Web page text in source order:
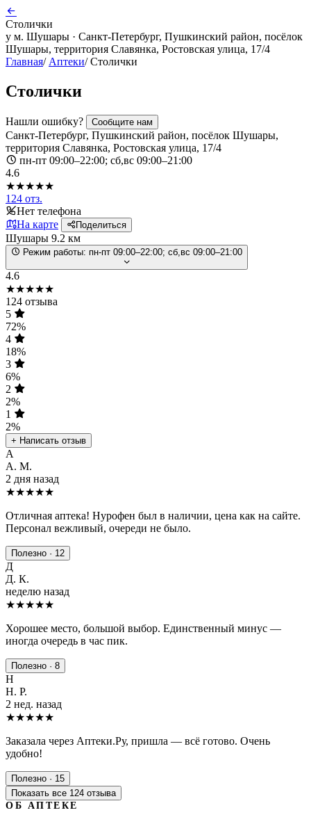
Столички
у м. Шушары · Санкт-Петербург, Пушкинский район, посёлок
Шушары, территория Славянка, Ростовская улица, 17/4
Главная/ Аптеки/ Столички
Столички
Нашли ошибку? Сообщите нам
Санкт-Петербург, Пушкинский район, посёлок Шушары,
территория Славянка, Ростовская улица, 17/4
пн-пт 09:00–22:00; сб,вс 09:00–21:00
4.6
★★★★★
124 отз.
Нет телефона
На карте
Поделиться
Шушары 9.2 км
Режим работы: пн-пт 09:00–22:00; сб,вс 09:00–21:00
4.6
★★★★★
124 отзыва
5
72%
4
18%
3
6%
2
2%
1
2%
+ Написать отзыв
А
А. М.
2 дня назад
★★★★★
Отличная аптека! Нурофен был в наличии, цена как на сайте.
Персонал вежливый, очереди не было.
Полезно · 12
Д
Д. К.
неделю назад
★★★★★
Хорошее место, большой выбор. Единственный минус —
иногда очередь в час пик.
Полезно · 8
Н
Н. Р.
2 нед. назад
★★★★★
Заказала через Аптеки.Ру, пришла — всё готово. Очень
удобно!
Полезно · 15
Показать все 124 отзыва
ОБ АПТЕКЕ